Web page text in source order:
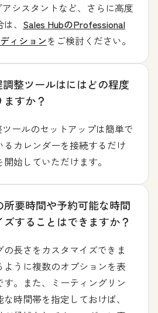
シスタントなど、さらに高度
、 Sales HubのProfessional
ィションをご検討ください。
整ツールはにはどの程度
すか？
ールのセットアップは簡単で
カレンダーを接続するだけ
始していただけます。
所要時間や予約可能な時間
することはできますか？
長さをカスタマイズできま
うに複数のオプションを表
。また、ミーティングリン
時間帯を指定しておけば、